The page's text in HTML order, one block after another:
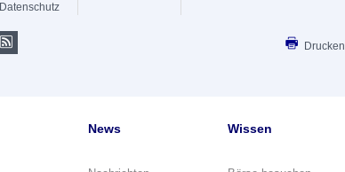
Datenschutz
Drucken
News Wissen